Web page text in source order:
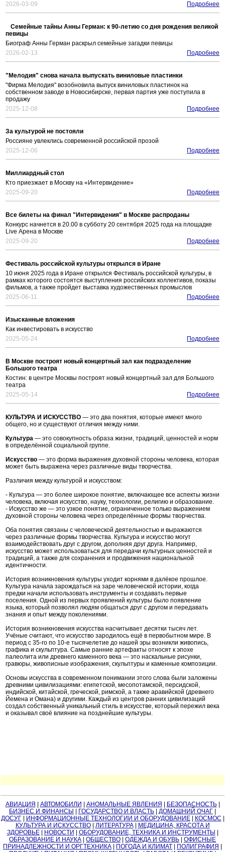
2026-03-09
Подробнее
Семейные тайны Анны Герман: к 90-летию со дня рождения великой
певицы
Биограф Анны Герман раскрыл семейные загадки певицы
2026-02-13
Подробнее
"Мелодия" снова начала выпускать виниловые пластинки
"Фирма Мелодия" возобновила выпуск виниловых пластинок на
собственном заводе в Новосибирске, первая партия уже поступила в
продажу
2025-12-08
Подробнее
За культурой не постояли
Россияне увлеклись современной российской прозой
2025-12-06
Подробнее
Миллиардный стол
Кто приезжает в Москву на «Интервидение»
2025-09-20
Подробнее
Все билеты на финал "Интервидения" в Москве распроданы
Конкурс начнется в 20.00 в субботу 20 сентября 2025 года на площадке
Live Арена в Москве
2025-09-20
Подробнее
Фестиваль российской культуры открылся в Иране
10 июня 2025 года в Иране открылся Фестиваль российской культуры, в
рамках которого состоятся выступления российских коллективов, показы
фильмов, а также пройдет выставка художественных промыслов
2025-06-11
Подробнее
Изысканные вложения
Как инвестировать в искусство
2025-05-24
Подробнее
В Москве построят новый концертный зал как подразделение
Большого театра
Костин: в центре Москвы построят новый концертный зал для Большого
театра
2025-05-14
Подробнее
КУЛЬТУРА И ИСКУССТВО — это два понятия, которые имеют много
общего, но и существуют отличия между ними.
Культура — это совокупность образа жизни, традиций, ценностей и норм
в определённой социальной группе.
Искусство — это форма выражения духовной стороны человека, которая
может быть выражена через различные виды творчества.
Различия между культурой и искусством:
- Культура — это более широкое понятие, включающее все аспекты жизни
человека, включая искусство, науку, технологии, религию и образование.
- Искусство же — это узкое понятие, ограниченное только выражением
духовной стороны человека через определённые формы творчества.
Оба понятия связаны с человеческой деятельностью и выражаются
через различные формы творчества. Культура и искусство могут
взаимодействовать друг с другом, дополняя друг друга. Например,
искусство может использоваться для передачи культурных ценностей и
традиций, а также для сохранения и продвижения национальной
идентичности.
История возникновения культуры уходит корнями в далёкое прошлое.
Культура начала зарождаться на заре человеческой истории, когда
предки начали использовать инструменты и создавать первые
поселения. Одной из первых проявлений культуры было появление
языка, который позволял людям общаться друг с другом и передавать
знания и опыт между поколениями.
История возникновения искусства насчитывает десятки тысяч лет.
Учёные считают, что искусство зародилось ещё в первобытном мире. В
период с 35-го по 10-е тысячелетие до нашей эры возникли живопись,
графика и скульптура. Самые ранние артефакты относят к эпохе
палеолита или древнего каменного века — это наскальные рисунки,
гравюры, живописные изображения, скульптуры и каменные композиции.
Основы искусства в современном понимании этого слова были заложены
древними цивилизациями: египетской, месопотамской, персидской,
индийской, китайской, греческой, римской, а также аравийской (древнего
Йемена и Омана) и другими. Каждый из центров ранних цивилизаций
создал собственный уникальный стиль в искусстве, который пережил века
и оказывал своё влияние на позднейшие культуры.
АВИАЦИЯ АВТОМОБИЛИ АНОМАЛЬНЫЕ ЯВЛЕНИЯ БЕЗОПАСНОСТЬ|
БИЗНЕС И ФИНАНСЫ
ГОСУДАРСТВО И ВЛАСТЬ ДОМАШНИЙ ОЧАГ
ДОСУГ| ИНФОРМАЦИОННЫЕ ТЕХНОЛОГИИ И ОБОРУДОВАНИЕ| КОСМОС
КУЛЬТУРА И ИСКУССТВО| ЛИТЕРАТУРА|
МЕДИЦИНА, КРАСОТА И
ЗДОРОВЬЕ| НОВОСТИ ОБОРУДОВАНИЕ, ТЕХНИКА И ИНСТРУМЕНТЫ
ОБРАЗОВАНИЕ И НАУКА
ОБЩЕСТВО ОДЕЖДА И ОБУВЬ
ОФИСНЫЕ
ПРИНАДЛЕЖНОСТИ И ОРГТЕХНИКА
ПОГОДА И КЛИМАТ ПОЛИГРАФИЯ